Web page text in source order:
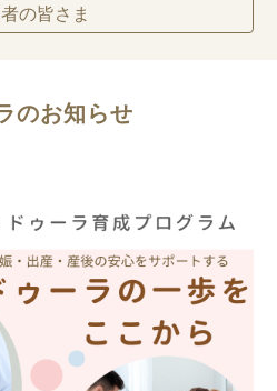
の皆さま
のお知らせ